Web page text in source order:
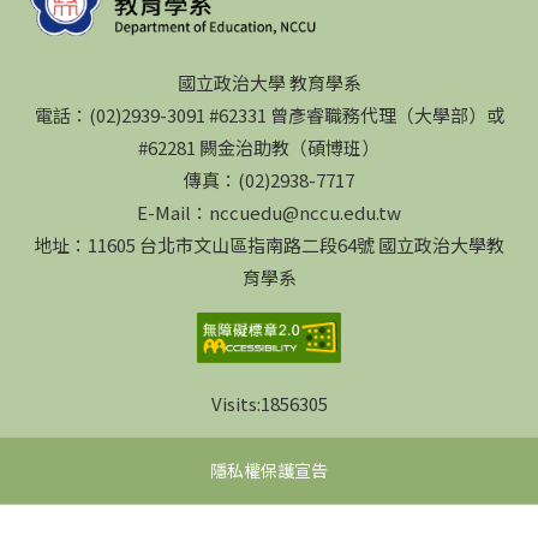
國立政治大學 教育學系
電話：(02)2939-3091 #62331 曾彥睿職務代理（大學部）或
#62281 闕金治助教（碩博班）
傳真：(02)2938-7717
E-Mail：nccuedu@nccu.edu.tw
地址：11605 台北市文山區指南路二段64號 國立政治大學教
育學系
Visits:1856305
隱私權保護宣告